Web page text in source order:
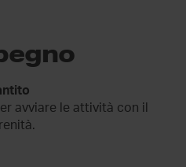
avviare le attività con il